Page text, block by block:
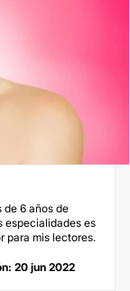
6 años de
especialidades es
para mis lectores.
20 jun 2022